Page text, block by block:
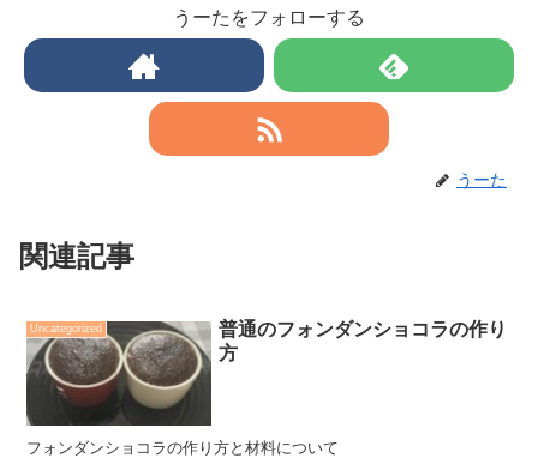
うーたをフォローする
うーた
関連記事
Uncategorized
普通のフォンダンショコラの作り
方
フォンダンショコラの作り方と材料について